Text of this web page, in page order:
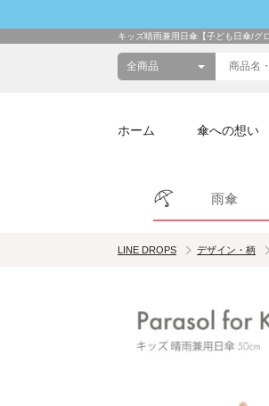
キッズ晴雨兼用日傘【子ども日傘/グ
ホーム 傘への想い
雨傘
LINE DROPS デザイン・柄